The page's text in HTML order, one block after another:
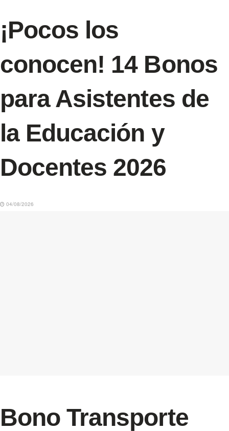
¡Pocos los
conocen! 14 Bonos
para Asistentes de
la Educación y
Docentes 2026
04/08/2026
Bono Transporte